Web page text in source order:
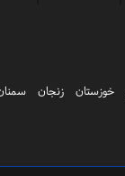
خوزستان زنجان